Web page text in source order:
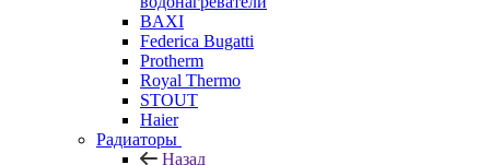
BAXI
Federica Bugatti
Protherm
Royal Thermo
STOUT
Haier
Радиаторы
Назад